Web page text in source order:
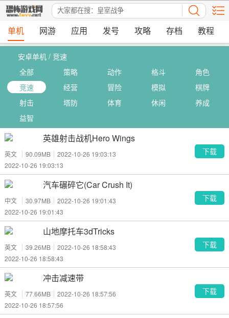
单机 网游 应用 发号 攻略 存档 教程
安卓单机 / 竞速
全部
策略 动作 格斗
角色
竞速
经营 冒险 模拟
棋牌
射击
塔防 体育 休闲
养成
益智
英雄射击战机Hero Wings
英文 90.09MB
2022-10-26 19:03:13
2022-10-26 19:03:13
下载
汽车碾碎它(Car Crush It)
中文 30.97MB
2022-10-26 19:01:43
2022-10-26 19:01:43
下载
山地摩托车3dTricks
英文 39.26MB
2022-10-26 18:58:43
2022-10-26 18:58:43
下载
冲击减速带
英文 77.66MB
2022-10-26 18:57:56
2022-10-26 18:57:56
下载